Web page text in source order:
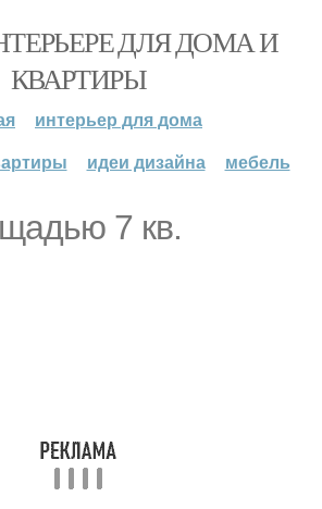
ДЛЯ ДОМА И
КВАРТИРЫ
интерьер для дома
идеи дизайна мебель
7 кв.